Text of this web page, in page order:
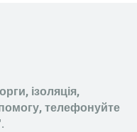
ізоляція,
телефонуйте